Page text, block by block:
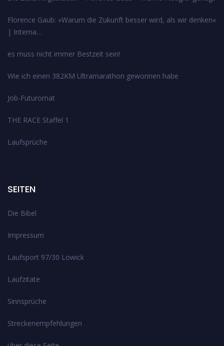
Florence Gaub: »Warum die Zukunft besser wird, als wir denken«
| Interna…
es muss nicht immer Bestzeit sein!
Wie ich einen 382KM Ultramarathon gewonnen habe
Job-Futuromat
THE RACE Staffel 1
Laufsprüche
SEITEN
Die Bibel
Impressum
Laufsport 97/30 Lowick
Laufzitate
Sinnsprüche
Streckenempfehlungen